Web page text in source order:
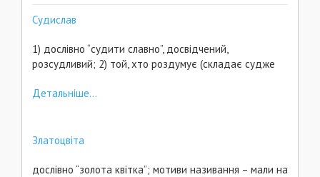
Судислав
1) дослівно “судити славно”, досвідчений,
розсудливий; 2) той, хто роздумує (складає судже
Детальніше...
Златоцвіта
дослівно “золота квітка”; мотиви називання – мали на